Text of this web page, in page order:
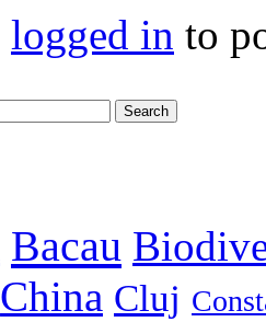
logged in to
Bacau
China Cluj